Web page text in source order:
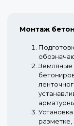
Монтаж
Земляные
Установка